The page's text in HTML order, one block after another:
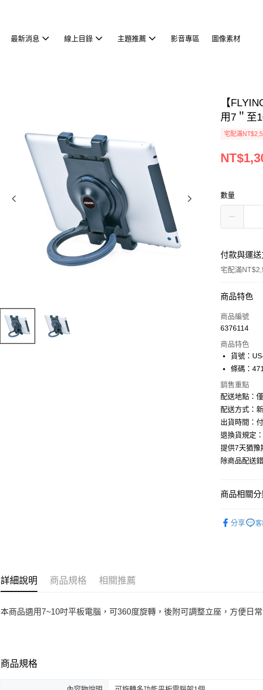
最新消息 線上目錄 主題推薦 影音專區 圖像素材
【
用7＂至
宅配滿
數量
付款與運
宅配滿
付款方式
信用卡一次付
街口支付
悠遊付
ATM付款
運送方式
下單前請先
每筆
商品特色
商品編號
6376114
商品特色
貨號：
條碼：
銷售重點
配送地點：
配送方式：
出貨時間：
退換貨規定：
提供7天猶豫
除商品配送
商品相關
分享
詳細說明 商品規格 相關推薦
本商品適用7~10吋平板電腦，可360度旋轉，後附可調整立座，方便日
商品規格